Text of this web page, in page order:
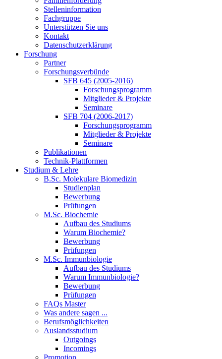
Stelleninformation
Fachgruppe
Unterstützen Sie uns
Kontakt
Datenschutzerklärung
Forschung
Partner
Forschungsverbünde
SFB 645 (2005-2016)
Forschungsprogramm
Mitglieder & Projekte
Seminare
SFB 704 (2006-2017)
Forschungsprogramm
Mitglieder & Projekte
Seminare
Publikationen
Technik-Plattformen
Studium & Lehre
B.Sc. Molekulare Biomedizin
Studienplan
Bewerbung
Prüfungen
M.Sc. Biochemie
Aufbau des Studiums
Warum Biochemie?
Bewerbung
Prüfungen
M.Sc. Immunbiologie
Aufbau des Studiums
Warum Immunbiologie?
Bewerbung
Prüfungen
FAQs Master
Was andere sagen ...
Berufsmöglichkeiten
Auslandsstudium
Outgoings
Incomings
Promotion